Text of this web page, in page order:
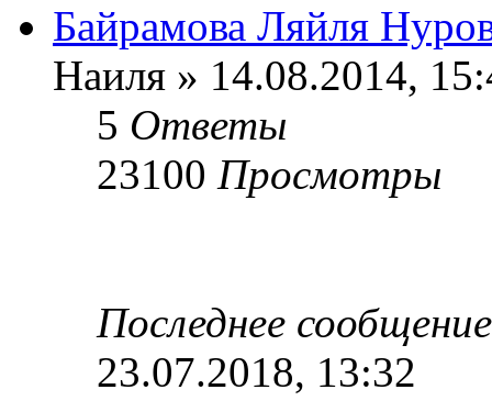
Байрамова Ляйля
Наиля » 14.08.2014,
5 Ответы
23100 Просмотры
Последнее
23.07.2018, 13:32